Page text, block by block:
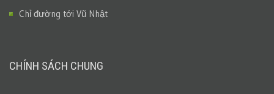
Chỉ đường tới Vũ Nhật
CHÍNH SÁCH CHUNG